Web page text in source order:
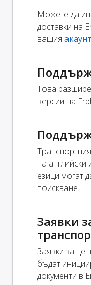
Можете да
доставки на
вашия
Това
версии на
на английски
езици могат
поискване.
Заявки
Заявки за
бъдат
документи в